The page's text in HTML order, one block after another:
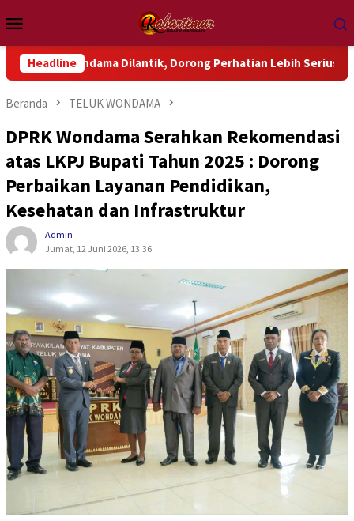
ke
kontenMobile
Headline
Dilantik, Dorong Perhatian Lebih Serius Terhadap Isu
Beranda TELUK WONDAMA
DPRK Wondama Serahkan Rekomendasi
atas LKPJ Bupati Tahun 2025 : Dorong
Perbaikan Layanan Pendidikan,
Kesehatan dan Infrastruktur
Admin
Jumat, 12 Juni 2026, 13:36